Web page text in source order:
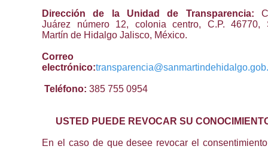
Dirección de la Unidad de Transparencia:
Juárez número 12, colonia centro, C.P. 46770,
Martín de Hidalgo Jalisco, México.
Correo
electrónico:
Teléfono:385 755 0954
USTED PUEDE REVOCAR SU
En el caso de que desee revocar el